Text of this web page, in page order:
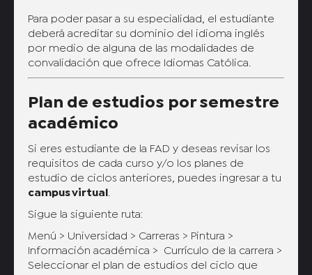
Para poder pasar a su especialidad, el estudiante
deberá acreditar su dominio del idioma inglés
por medio de alguna de las modalidades de
convalidación que ofrece Idiomas Católica.
Plan de estudios por semestre
académico
Si eres estudiante de la FAD y deseas revisar los
requisitos de cada curso y/o los planes de
estudio de ciclos anteriores, puedes ingresar a tu
campus virtual
Sigue la siguiente ruta:
Menú > Universidad > Carreras > Pintura >
Información académica > Currículo de la carrera >
Seleccionar el plan de estudios del ciclo que